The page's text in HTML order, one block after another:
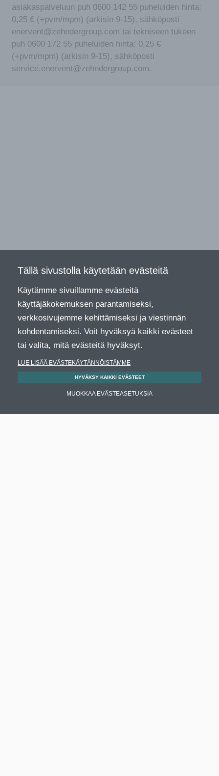
asiakaspalveluun puh 0600 142 55 puheluiden hinta:
0,25 € (+pvm/mpm) (arkisin 9-15), sähköposti
enervent@zehndergroup.com tai tekniseen tukeen
puh 0600 172 55 puheluiden hinta: 0,25 €
(+pvm/mpm) (arkisin 9-15), sähköposti
service.enervent@zehndergroup.com.
Tällä sivustolla käytetään evästeitä
Käytämme sivuillamme evästeitä
käyttäjäkokemuksen parantamiseksi,
verkkosivujemme kehittämiseksi ja viestinnän
kohdentamiseksi. Voit hyväksyä kaikki evästeet
tai valita, mitä evästeitä hyväksyt.
LUE LISÄÄ EVÄSTEKÄYTÄNNÖISTÄMME
HYVÄKSY KAIKKI EVÄSTEET
MUOKKAA EVÄSTEASETUKSIA